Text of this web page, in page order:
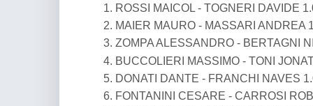
ROSSI MAICOL - TOGNERI DAVIDE
MAIER MAURO - MASSARI ANDREA
ZOMPA ALESSANDRO - BERTAGNI
BUCCOLIERI MASSIMO - TONI
DONATI DANTE - FRANCHI NAVES
FONTANINI CESARE - CARROSI